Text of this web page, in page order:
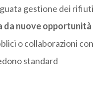
gestione dei rifiuti
da nuove opportunità
o collaborazioni con
standard